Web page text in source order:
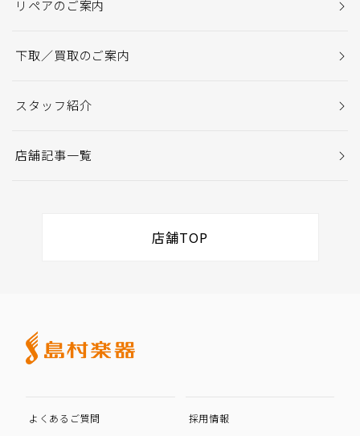
リペアのご案内
下取／買取のご案内
スタッフ紹介
店舗記事一覧
店舗TOP
よくあるご質問 採用情報